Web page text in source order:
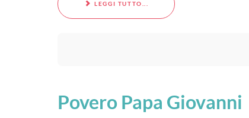
LEGGI TUTTO...
Povero Papa Giovanni